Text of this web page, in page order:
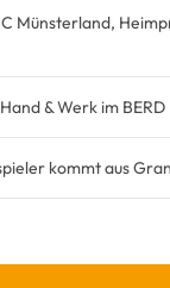
Münsterland,
& Werk im BERD
kommt aus